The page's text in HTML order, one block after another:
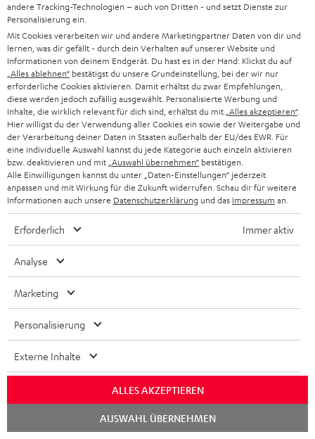
„[…] Diese Box macht optisch und klanglich viel Freude.“
Connect
08.01.2019
Mehr...
„… deutlich erwachsener.“
„… himmlische Freuden.“
Video
11/2018
andere Tracking-Technologien – auch von Dritten - und setzt Dienste zur
Personalisierung ein.
Mit Cookies verarbeiten wir und andere Marketingpartner Daten von dir und
lernen, was dir gefällt - durch dein Verhalten auf unserer Website und
Informationen von deinem Endgerät. Du hast es in der Hand: Klickst du auf
„Alles ablehnen“ bestätigst du unsere Grundeinstellung, bei der wir nur
erforderliche Cookies aktivieren. Damit erhältst du zwar Empfehlungen,
diese werden jedoch zufällig ausgewählt. Personalisierte Werbung und
Inhalte, die wirklich relevant für dich sind, erhältst du mit „Alles akzeptieren“.
Hier willigst du der Verwendung aller Cookies ein sowie der Weitergabe und
der Verarbeitung deiner Daten in Staaten außerhalb der EU/des EWR. Für
eine individuelle Auswahl kannst du jede Kategorie auch einzeln aktivieren
bzw. deaktivieren und mit „Auswahl übernehmen“ bestätigen.
Alle Einwilligungen kannst du unter „Daten-Einstellungen“ jederzeit
anpassen und mit Wirkung für die Zukunft widerrufen. Schau dir für weitere
Informationen auch unsere Datenschutzerklärung und das Impressum an.
Erforderlich Immer aktiv
Analyse
Marketing
Personalisierung
Externe Inhalte
ALLES AKZEPTIEREN
AUSWAHL ÜBERNEHMEN